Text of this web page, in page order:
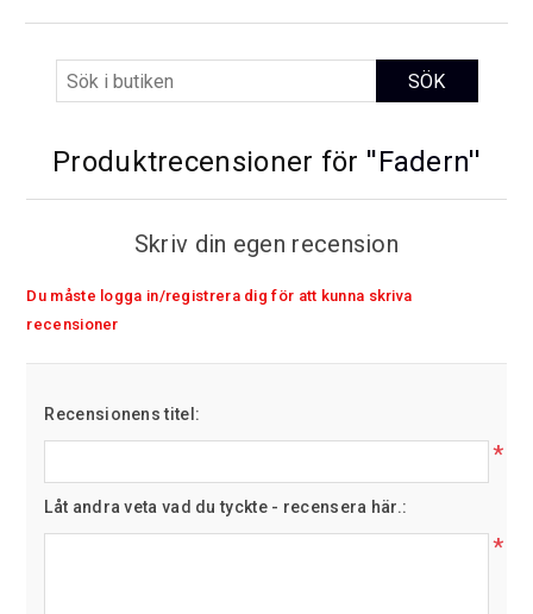
Produktrecensioner för Fadern
Skriv din egen recension
Du måste logga in/registrera dig för att kunna skriva
recensioner
Recensionens titel:
*
Låt andra veta vad du tyckte - recensera här.:
*